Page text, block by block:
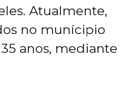
Atualmente,
no munícipio
anos, mediante